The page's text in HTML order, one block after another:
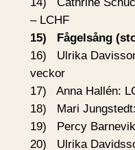
– LCHF
15) Fågelsång
16) Ulrika
veckor
17) Anna Hallén:
18) Mari
19) Percy
20) Ulrika